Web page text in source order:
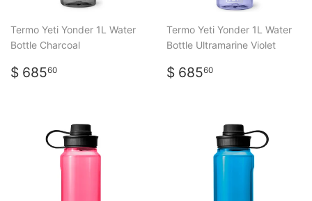
Termo Yeti Yonder 1L Water
Bottle Charcoal
PRECIO
$ 68560
Termo Yeti Yonder 1L Water
Bottle Ultramarine Violet
PRECIO
$ 68560